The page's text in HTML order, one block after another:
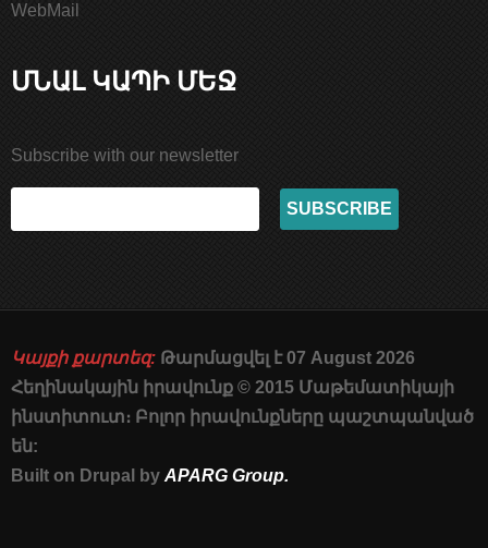
WebMail
ՄՆԱԼ ԿԱՊԻ ՄԵՋ
Subscribe with our newsletter
Կայքի քարտեզ: Թարմացվել է 07 August 2026
Հեղինակային իրավունք © 2015 Մաթեմատիկայի
ինստիտուտ։ Բոլոր իրավունքները պաշտպանված
են:
Built on Drupal by APARG Group.